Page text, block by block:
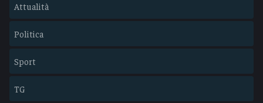
Attualità
Politica
Sport
TG